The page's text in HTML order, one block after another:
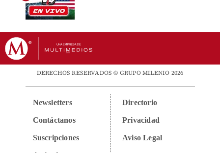
DERECHOS RESERVADOS © GRUPO MILENIO 2026
Newsletters
Contáctanos
Suscripciones
Directorio
Privacidad
Aviso Legal